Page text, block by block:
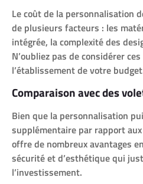
Le coût de la personnalisation
de plusieurs facteurs : les
intégrée, la complexité des
N’oubliez pas de considérer
l’établissement de votre
Comparaison avec des
Bien que la personnalisation
supplémentaire par rapport
offre de nombreux avantages
sécurité et d’esthétique qui
l’investissement.